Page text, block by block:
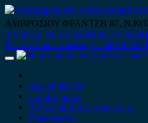
Skip
to
content
ΑΜΒΡΟΣΙΟΥ ΦΡΑΝΤΖΗ 67,
210 9012444 210 9239148 210
Κινητό-Viber-whatsapp : 6980507900
Primary
Αρχική Σελίδα
Ποιοί είμαστε
Ανταλλακτικά Αυτοκινήτων
Επικοινωνία